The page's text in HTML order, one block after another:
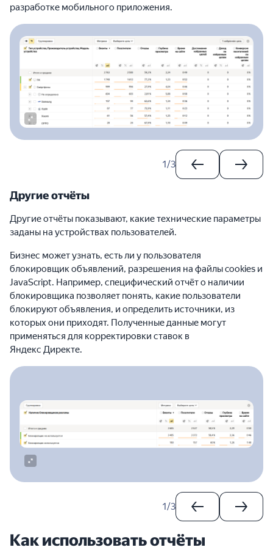
разработке мобильного приложения.
1/3
Другие отчёты
Другие отчёты показывают, какие технические параметры
заданы на устройствах пользователей.
Бизнес может узнать, есть ли у пользователя
блокировщик объявлений, разрешения на файлы cookies и
JavaScript. Например, специфический отчёт о наличии
блокировщика позволяет понять, какие пользователи
блокируют объявления, и определить источники, из
которых они приходят. Полученные данные могут
применяться для корректировки ставок в
Яндекс Директе.
1/3
Как использовать отчёты